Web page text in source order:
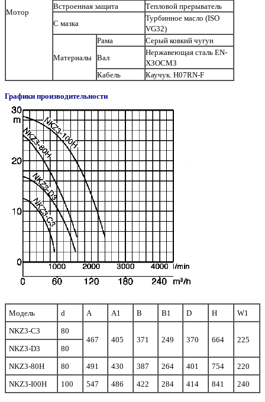
Мотор
Встроенная защита
Тепловой прерыватель
С мазка
Турбинное масло (ISO
VG32)
Материалы
Рама
Серый ковкий чугун
Вал
Нержавеющая сталь EN-
ХЗОСМЗ
Кабель
Каучук. H07RN-F
Графики производительности
Модель d А А1 В В1 D Н
W1
NKZ3-C3
80
467
405 371 249 370 664
225
NKZ3-D3
80
NKZ3-80H
80 491 430 387 264 401 754
220
NKZ3-I00H
100 547 486 422 284 414 841 240